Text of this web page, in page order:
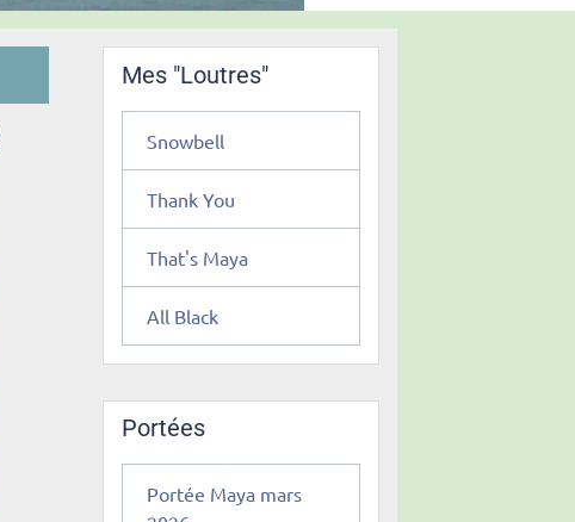
Mes "Loutres"
Snowbell
Thank You
That's Maya
All Black
Portées
Portée Maya mars